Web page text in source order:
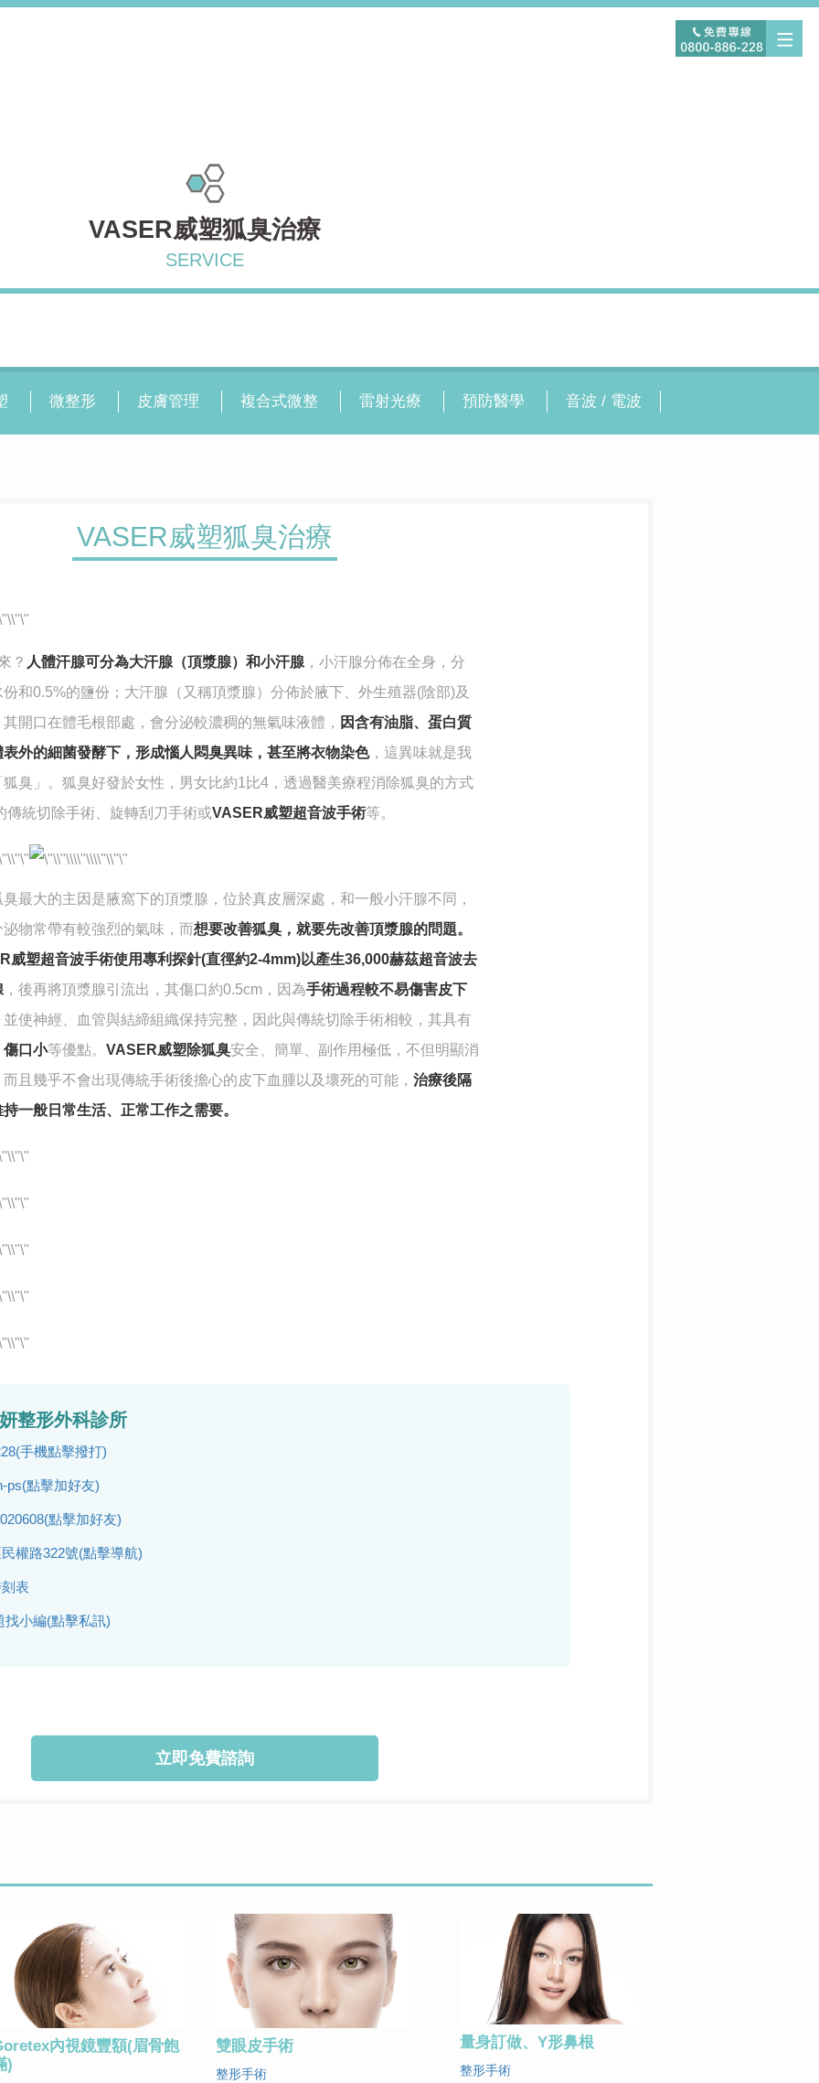
VASER威塑狐臭治療
微整形 皮膚管理 複合式微整 雷射光療 預防醫學 音波 / 電波
VASER威塑狐臭治療
？ 人體汗腺可分為大汗腺（頂漿腺）和小汗腺 ，小汗腺分佈在全身，分
和0.5%的鹽份；大汗腺（又稱頂漿腺）分佈於腋下、外生殖器(陰部)及
開口在體毛根部處，會分泌較濃稠的無氣味液體， 因含有油脂、蛋白質
外的細菌發酵下，形成惱人悶臭異味，甚至將衣物染色，這異味就是我
臭」。狐臭好發於女性，男女比約1比4，透過醫美療程消除狐臭的方式
傳統切除手術、旋轉刮刀手術或VASER威塑超音波手術等。
最大的主因是腋窩下的頂漿腺，位於真皮層深處，和一般小汗腺不同，
物常帶有較強烈的氣味，而想要改善狐臭，就要先改善頂漿腺的問題。
威塑超音波手術使用專利探針(直徑約2-4mm)以產生36,000赫茲超音波去
，後再將頂漿腺引流出，其傷口約0.5cm，因為手術過程較不易傷害皮下
並使神經、血管與結締組織保持完整，因此與傳統切除手術相較，其具有
傷口小等優點。 VASER威塑除狐臭安全、簡單、副作用極低，不但明顯消
且幾乎不會出現傳統手術後擔心的皮下血腫以及壞死的可能， 治療後隔
一般日常生活、正常工作之需要。
整形外科診所
手機點擊撥打)
ps(點擊加好友)
點擊加好友)
權路322號(點擊導航)
表
找小編(點擊私訊)
立即免費諮詢
內視鏡豐額(眉骨飽
)
雙眼皮手術
整形手術
量身訂做、Y形鼻根
整形手術